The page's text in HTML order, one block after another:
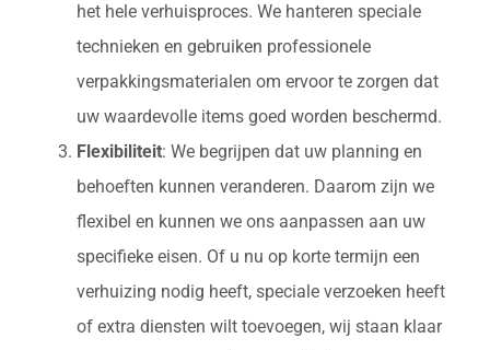
het hele verhuisproces. We hanteren speciale
technieken en gebruiken professionele
verpakkingsmaterialen om ervoor te zorgen dat
uw waardevolle items goed worden beschermd.
Flexibiliteit: We begrijpen dat uw planning en
behoeften kunnen veranderen. Daarom zijn we
flexibel en kunnen we ons aanpassen aan uw
specifieke eisen. Of u nu op korte termijn een
verhuizing nodig heeft, speciale verzoeken heeft
of extra diensten wilt toevoegen, wij staan klaar